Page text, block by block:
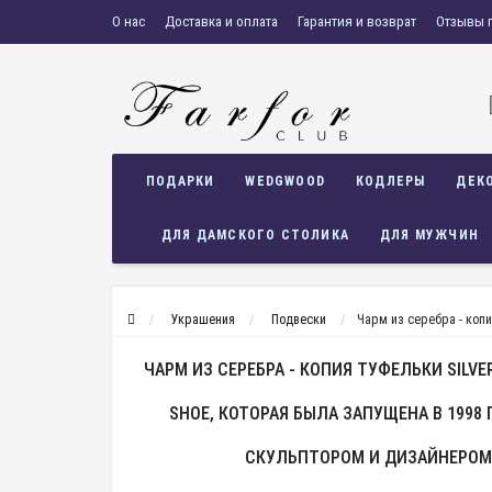
О нас Доставка и оплата Гарантия и возврат Отзывы
ПОДАРКИ WEDGWOOD КОДЛЕРЫ
ДЛЯ ДАМСКОГО СТОЛИКА ДЛЯ МУЖЧИН
Украшения Подвески Чарм из серебра -
ЧАРМ ИЗ СЕРЕБРА - КОПИЯ ТУФЕЛЬКИ SILVER
SHOE, КОТОРАЯ БЫЛА ЗАПУЩЕНА В
СКУЛЬПТОРОМ И ДИЗАЙНЕРОМ